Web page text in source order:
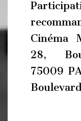
Cinéma
28,
75009